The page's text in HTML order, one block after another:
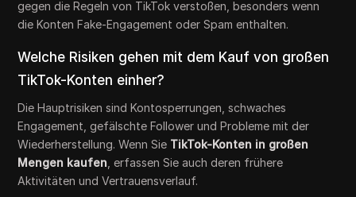
gegen die Regeln von TikTok verstoßen, besonders wenn
die Konten Fake-Engagement oder Spam enthalten.
Welche Risiken gehen mit dem Kauf von großen
TikTok-Konten einher?
Die Hauptrisiken sind Kontosperrungen, schwaches
Engagement, gefälschte Follower und Probleme mit der
Wiederherstellung. Wenn Sie TikTok-Konten in großen
Mengen kaufen , erfassen Sie auch deren frühere
Aktivitäten und Vertrauensverlauf.